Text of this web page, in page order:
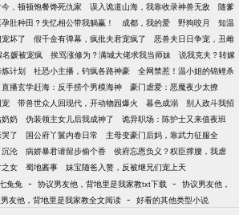
，顿顿饱餐馋死仇家 误入诡道山海，我靠收录神兽无敌
随爹
肚种田？失忆相公带我躺赢！ 成都，我的爱 野狗咬月
知温
坏了 假千金有弹幕，疯批夫君宠疯了
恶兽夫日日争宠，丑雌
名媛被宠疯 挨骂涨修为？满城大佬求我当师妹
说我克夫？转嫁
计划 社恐小主播，钓疯各路神豪
全网禁惹！温小姐的锦鲤杀
直播玄学赶海：反手捞个男模海神
豪门虐爱：恶魔夜少太撩
宠 带兽世众人回现代，开动物园爆火 暮色成溺
别人政斗我招
奶 伪装领主女儿后我成神了
诡异职场：陈护士又来值夜班
了 国公府丫鬟内卷日常
主母变豪门后妈，靠武力征服全
沦 病娇暴君请留步偷个香
侯府忘恩负义？权臣撑腰，我虐
之女 蜀地酱事
妹宝随爸入赘，反被继兄们宠上天
兔兔 - 协议男友他，背地里是我家教txt下载 - 协议男友他，
友他，背地里是我家教全文阅读 - 好看的其他类型小说